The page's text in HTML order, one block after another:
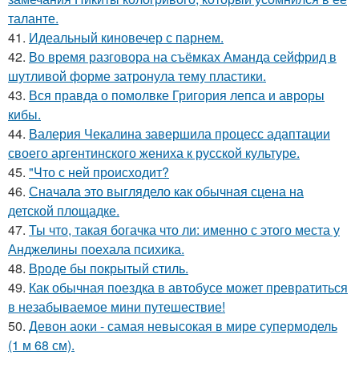
таланте.
41. Идеальный киновечер с парнем.
42. Во время разговора на съёмках Аманда сейфрид в
шутливой форме затронула тему пластики.
43. Вся правда о помолвке Григория лепса и авроры
кибы.
44. Валерия Чекалина завершила процесс адаптации
своего аргентинского жениха к русской культуре.
45. "Что с ней происходит?
46. Сначала это выглядело как обычная сцена на
детской площадке.
47. Ты что, такая богачка что ли: именно с этого места у
Анджелины поехала психика.
48. Вроде бы покрытый стиль.
49. Как обычная поездка в автобусе может превратиться
в незабываемое мини путешествие!
50. Девон аоки - самая невысокая в мире супермодель
(1 м 68 см).